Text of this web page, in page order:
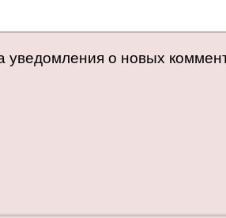
уведомления о новых